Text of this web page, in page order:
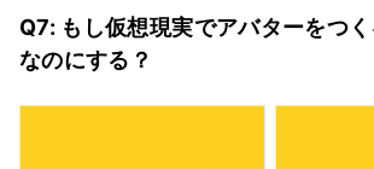
Q7: もし仮想現実でアバターをつ
なのにする？